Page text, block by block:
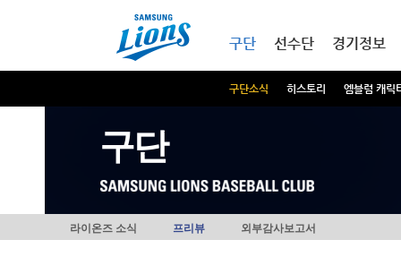
구단
구단소식 히스토리 엠블럼 캐릭
선수단 경기정보
구단
라이온즈 소식 프리뷰 외부감사보고서